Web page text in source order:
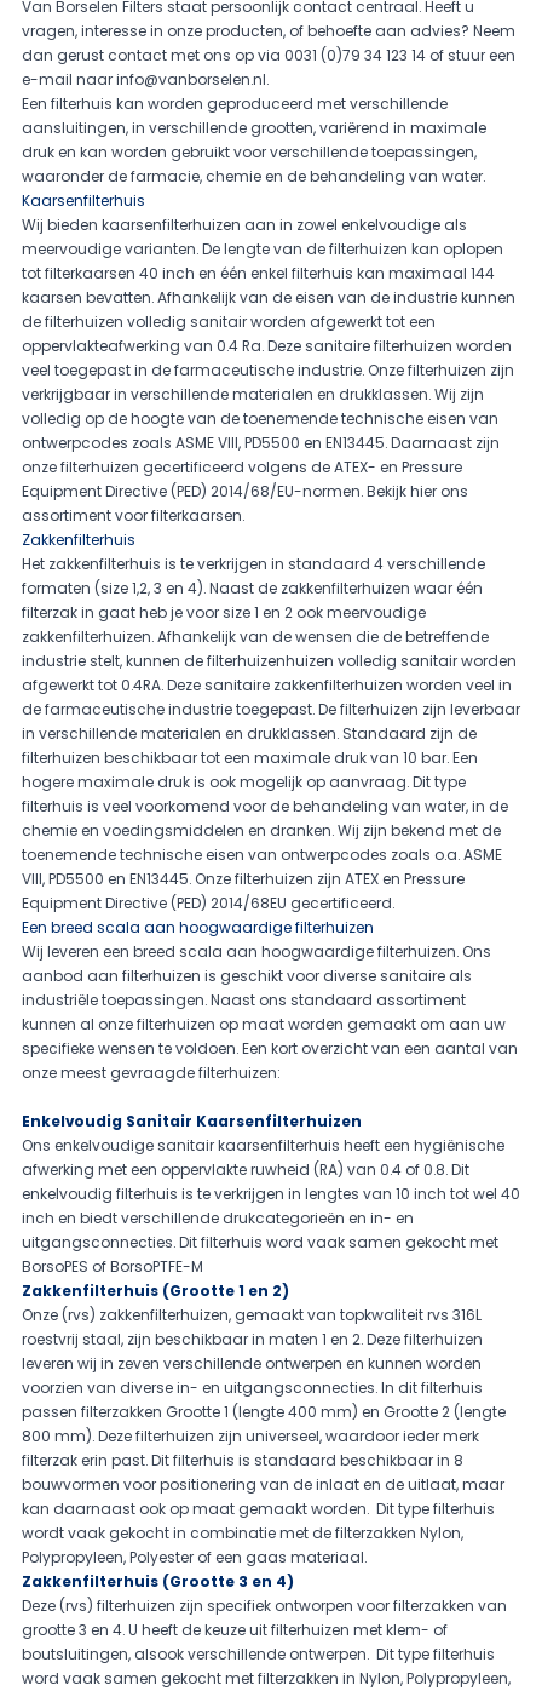
Van Borselen Filters staat persoonlijk contact centraal. Heeft u
vragen, interesse in onze producten, of behoefte aan advies? Neem
dan gerust contact met ons op via 0031 (0)79 34 123 14 of stuur een
e-mail naarinfo@vanborselen.nl.
Een filterhuis kan worden geproduceerd met verschillende
aansluitingen, in verschillende grootten, variërend in maximale
druk en kan worden gebruikt voor verschillende toepassingen,
waaronder de farmacie, chemie en de behandeling van water.
Kaarsenfilterhuis
Wij bieden kaarsenfilterhuizen aan in zowel enkelvoudige als
meervoudige varianten. De lengte van de filterhuizen kan oplopen
tot filterkaarsen 40 inch en één enkel filterhuis kan maximaal 144
kaarsen bevatten. Afhankelijk van de eisen van de industrie kunnen
de filterhuizen volledig sanitair worden afgewerkt tot een
oppervlakteafwerking van 0.4 Ra. Deze sanitaire filterhuizen worden
veel toegepast in de farmaceutische industrie. Onze filterhuizen zijn
verkrijgbaar in verschillende materialen en drukklassen. Wij zijn
volledig op de hoogte van de toenemende technische eisen van
ontwerpcodes zoals ASME VIII, PD5500 en EN13445. Daarnaast zijn
onze filterhuizen gecertificeerd volgens de ATEX- en Pressure
Equipment Directive (PED) 2014/68/EU-normen. Bekijk hier ons
assortiment voorfilterkaarsen.
Zakkenfilterhuis
Het zakkenfilterhuis is te verkrijgen in standaard 4 verschillende
formaten (size 1,2, 3 en 4). Naast de zakkenfilterhuizen waar één
filterzak in gaat heb je voor size 1 en 2 ook meervoudige
zakkenfilterhuizen. Afhankelijk van de wensen die de betreffende
industrie stelt, kunnen de filterhuizenhuizen volledig sanitair worden
afgewerkt tot 0.4RA. Deze sanitaire zakkenfilterhuizen worden veel in
de farmaceutische industrie toegepast. De filterhuizen zijn leverbaar
in verschillende materialen en drukklassen. Standaard zijn de
filterhuizen beschikbaar tot een maximale druk van 10 bar. Een
hogere maximale druk is ook mogelijk op aanvraag. Dit type
filterhuis is veel voorkomend voor de behandeling van water, in de
chemie en voedingsmiddelen en dranken. Wij zijn bekend met de
toenemende technische eisen van ontwerpcodes zoals o.a. ASME
VIII, PD5500 en EN13445. Onze filterhuizen zijn ATEX en Pressure
Equipment Directive (PED) 2014/68EU gecertificeerd.
Een breed scala aan hoogwaardige filterhuizen
Wij leveren een breed scala aan hoogwaardige filterhuizen. Ons
aanbod aan filterhuizen is geschikt voor diverse sanitaire als
industriële toepassingen. Naast ons standaard assortiment
kunnen al onze filterhuizen op maat worden gemaakt om aan uw
specifieke wensen te voldoen. Een kort overzicht van een aantal van
onze meest gevraagde filterhuizen:
Enkelvoudig Sanitair Kaarsenfilterhuizen
Ons enkelvoudige sanitair kaarsenfilterhuis heeft een hygiënische
afwerking met een oppervlakte ruwheid (RA) van 0.4 of 0.8. Dit
enkelvoudig filterhuis is te verkrijgen in lengtes van 10 inch tot wel 40
inch en biedt verschillende drukcategorieën en in- en
uitgangsconnecties. Dit filterhuis word vaak samen gekocht met
BorsoPES ofBorsoPTFE-M
Zakkenfilterhuis (Grootte 1 en 2)
Onze (rvs) zakkenfilterhuizen, gemaakt van topkwaliteit rvs 316L
roestvrij staal, zijn beschikbaar in maten 1 en 2. Deze filterhuizen
leveren wij in zeven verschillende ontwerpen en kunnen worden
voorzien van diverse in- en uitgangsconnecties. In dit filterhuis
passen filterzakken Grootte 1 (lengte 400 mm) en Grootte 2 (lengte
800 mm). Deze filterhuizen zijn universeel, waardoor ieder merk
filterzak erin past. Dit filterhuis is standaard beschikbaar in 8
bouwvormen voor positionering van de inlaat en de uitlaat, maar
kan daarnaast ook op maat gemaakt worden. Dit type filterhuis
wordt vaak gekocht in combinatie met de filterzakken Nylon,
Polypropyleen,Polyester of een gaas materiaal.
Zakkenfilterhuis (Grootte 3 en 4)
Deze (rvs) filterhuizen zijn specifiek ontworpen voor filterzakken van
grootte 3 en 4. U heeft de keuze uit filterhuizen met klem- of
boutsluitingen, alsook verschillende ontwerpen. Dit type filterhuis
word vaak samen gekocht met filterzakken in Nylon,Polypropyleen,